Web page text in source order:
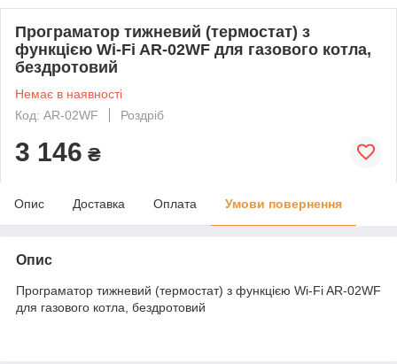
Програматор тижневий (термостат) з
функцією Wi-Fi AR-02WF для газового котла,
бездротовий
Немає в наявності
Код: AR-02WF
Роздріб
3 146 ₴
Опис Доставка Оплата Умови повернення
Опис
Програматор тижневий (термостат) з функцією Wi-Fi AR-02WF
для газового котла, бездротовий